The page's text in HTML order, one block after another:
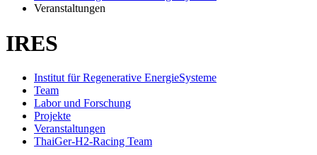
Veranstaltungen
IRES
Institut für Regenerative EnergieSysteme
Team
Labor und Forschung
Projekte
Veranstaltungen
ThaiGer-H2-Racing Team